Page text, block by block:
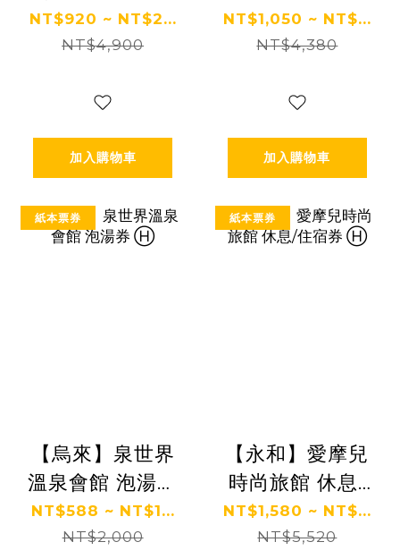
宿券 Ⓗ
NT$920 ~ NT$2...
NT$4,900
加入購物車
宿券 Ⓗ
NT$1,050 ~ NT$...
NT$4,380
加入購物車
紙本票券
【烏來】泉世界
溫泉會館 泡湯券
Ⓗ
NT$588 ~ NT$1...
NT$2,000
紙本票券
【永和】愛摩兒
時尚旅館 休息/
住宿券 Ⓗ
NT$1,580 ~ NT$...
NT$5,520